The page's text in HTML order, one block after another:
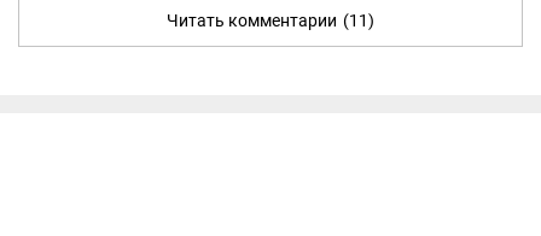
Читать комментарии (11)